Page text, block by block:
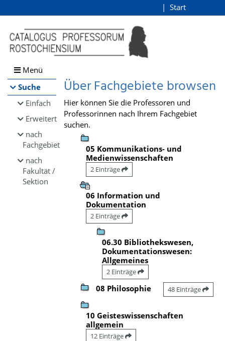
Browsen
direkt zum Inhalt
Start
Menü
Suche
Einfach
Erweitert
nach
Fachgebiet
nach
Fakultät /
Sektion
Über Fachgebiete browsen
Hier können Sie die Professoren und
Professorinnen nach Ihrem Fachgebiet
suchen.
05 Kommunikations- und
Medienwissenschaften
2 Einträge
06 Information und
Dokumentation
2 Einträge
06.30 Bibliothekswesen,
Dokumentationswesen:
Allgemeines
2 Einträge
08 Philosophie 48 Einträge
10 Geisteswissenschaften
allgemein
12 Einträge